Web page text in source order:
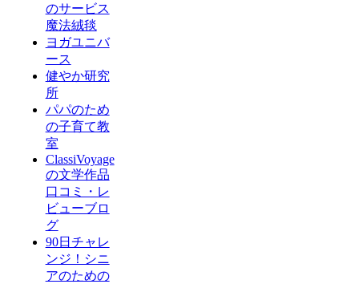
のサービス
魔法絨毯
ヨガユニバ
ース
健やか研究
所
パパのため
の子育て教
室
ClassiVoyage
の文学作品
口コミ・レ
ビューブロ
グ
90日チャレ
ンジ！シニ
アのための